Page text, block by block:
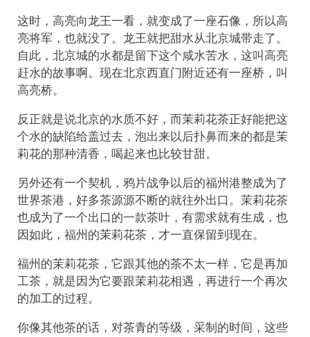
这时，高亮向龙王一看，就变成了一座石像，所以高
亮将军，也就没了。龙王就把甜水从北京城带走了。
自此，北京城的水都是留下这个咸水苦水，这叫高亮
赶水的故事啊。现在北京西直门附近还有一座桥，叫
高亮桥。
反正就是说北京的水质不好，而茉莉花茶正好能把这
个水的缺陷给盖过去，泡出来以后扑鼻而来的都是茉
莉花的那种清香，喝起来也比较甘甜。
另外还有一个契机，鸦片战争以后的福州港整成为了
世界茶港，好多茶源源不断的就往外出口。茉莉花茶
也成为了一个出口的一款茶叶，有需求就有生成，也
因如此，福州的茉莉花茶，才一直保留到现在。
福州的茉莉花茶，它跟其他的茶不太一样，它是再加
工茶，就是因为它要跟茉莉花相遇，再进行一个再次
的加工的过程。
你像其他茶的话，对茶青的等级，采制的时间，这些